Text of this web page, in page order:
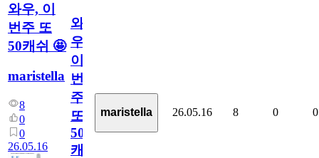
와우, 이
번주 또
50캐쉬 🤩
maristella
8
0
0
26.05.16
와
우,
이
번
주
또
50
캐
maristella 26.05.16 8 0 0